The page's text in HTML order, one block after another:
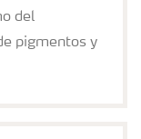
del
pigmentos y